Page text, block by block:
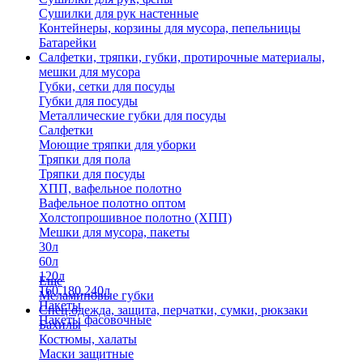
Сушилки для рук настенные
Контейнеры, корзины для мусора, пепельницы
Батарейки
Салфетки, тряпки, губки, протирочные материалы,
мешки для мусора
Губки, сетки для посуды
Губки для посуды
Металлические губки для посуды
Салфетки
Моющие тряпки для уборки
Тряпки для пола
Тряпки для посуды
ХПП, вафельное полотно
Вафельное полотно оптом
Холстопрошивное полотно (ХПП)
Мешки для мусора, пакеты
30л
60л
120л
160,180,240л
Пакеты
Пакеты фасовочные
Еще
Меламиновые губки
Спец.одежда, защита, перчатки, сумки, рюкзаки
Бахилы
Костюмы, халаты
Маски защитные